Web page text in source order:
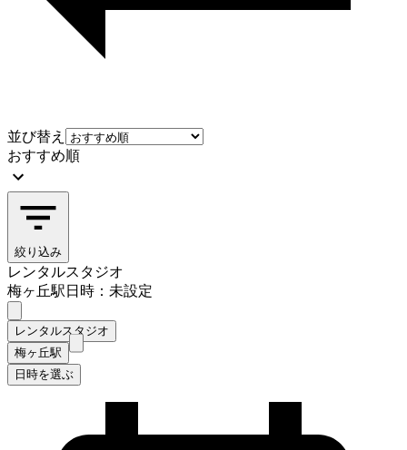
並び替え
おすすめ順
絞り込み
レンタルスタジオ
梅ヶ丘駅日時：未設定
レンタルスタジオ
梅ヶ丘駅
日時を選ぶ